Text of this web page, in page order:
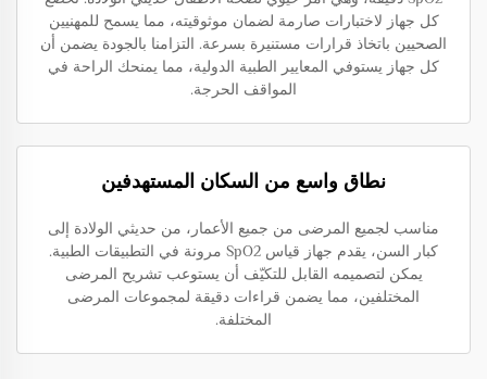
كل جهاز لاختبارات صارمة لضمان موثوقيته، مما يسمح للمهنيين
الصحيين باتخاذ قرارات مستنيرة بسرعة. التزامنا بالجودة يضمن أن
كل جهاز يستوفي المعايير الطبية الدولية، مما يمنحك الراحة في
المواقف الحرجة.
نطاق واسع من السكان المستهدفين
مناسب لجميع المرضى من جميع الأعمار، من حديثي الولادة إلى
كبار السن، يقدم جهاز قياس SpO2 مرونة في التطبيقات الطبية.
يمكن لتصميمه القابل للتكيّف أن يستوعب تشريح المرضى
المختلفين، مما يضمن قراءات دقيقة لمجموعات المرضى
المختلفة.